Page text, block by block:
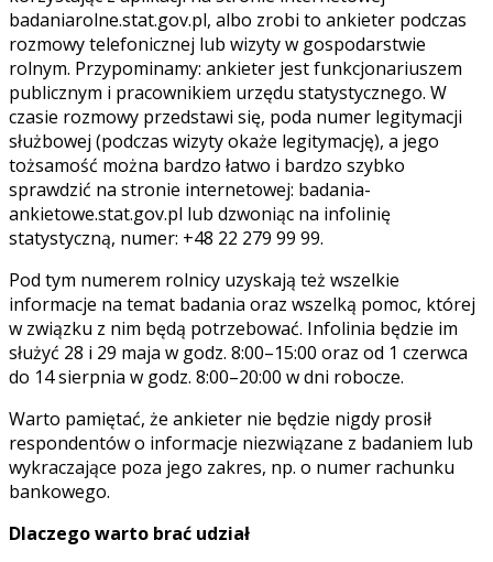
badaniarolne.stat.gov.pl, albo zrobi to ankieter podczas
rozmowy telefonicznej lub wizyty w gospodarstwie
rolnym. Przypominamy: ankieter jest funkcjonariuszem
publicznym i pracownikiem urzędu statystycznego. W
czasie rozmowy przedstawi się, poda numer legitymacji
służbowej (podczas wizyty okaże legitymację), a jego
tożsamość można bardzo łatwo i bardzo szybko
sprawdzić na stronie internetowej: badania-
ankietowe.stat.gov.pl lub dzwoniąc na infolinię
statystyczną, numer: +48 22 279 99 99.
Pod tym numerem rolnicy uzyskają też wszelkie
informacje na temat badania oraz wszelką pomoc, której
w związku z nim będą potrzebować. Infolinia będzie im
służyć 28 i 29 maja w godz. 8:00–15:00 oraz od 1 czerwca
do 14 sierpnia w godz. 8:00–20:00 w dni robocze.
Warto pamiętać, że ankieter nie będzie nigdy prosił
respondentów o informacje niezwiązane z badaniem lub
wykraczające poza jego zakres, np. o numer rachunku
bankowego.
Dlaczego warto brać udział